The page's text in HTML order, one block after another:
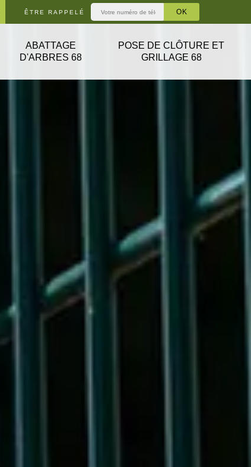
ÊTRE RAPPELÉ
ABATTAGE
D'ARBRES 68
POSE DE CLÔTURE ET
GRILLAGE 68